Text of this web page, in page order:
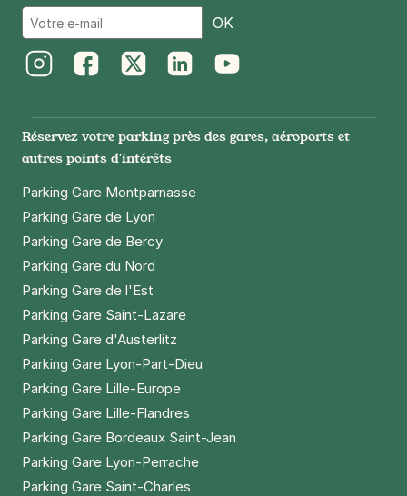
OK
Réservez votre parking près des gares, aéroports et
autres points d'intérêts
Parking Gare Montparnasse
Parking Gare de Lyon
Parking Gare de Bercy
Parking Gare du Nord
Parking Gare de l'Est
Parking Gare Saint-Lazare
Parking Gare d'Austerlitz
Parking Gare Lyon-Part-Dieu
Parking Gare Lille-Europe
Parking Gare Lille-Flandres
Parking Gare Bordeaux Saint-Jean
Parking Gare Lyon-Perrache
Parking Gare Saint-Charles